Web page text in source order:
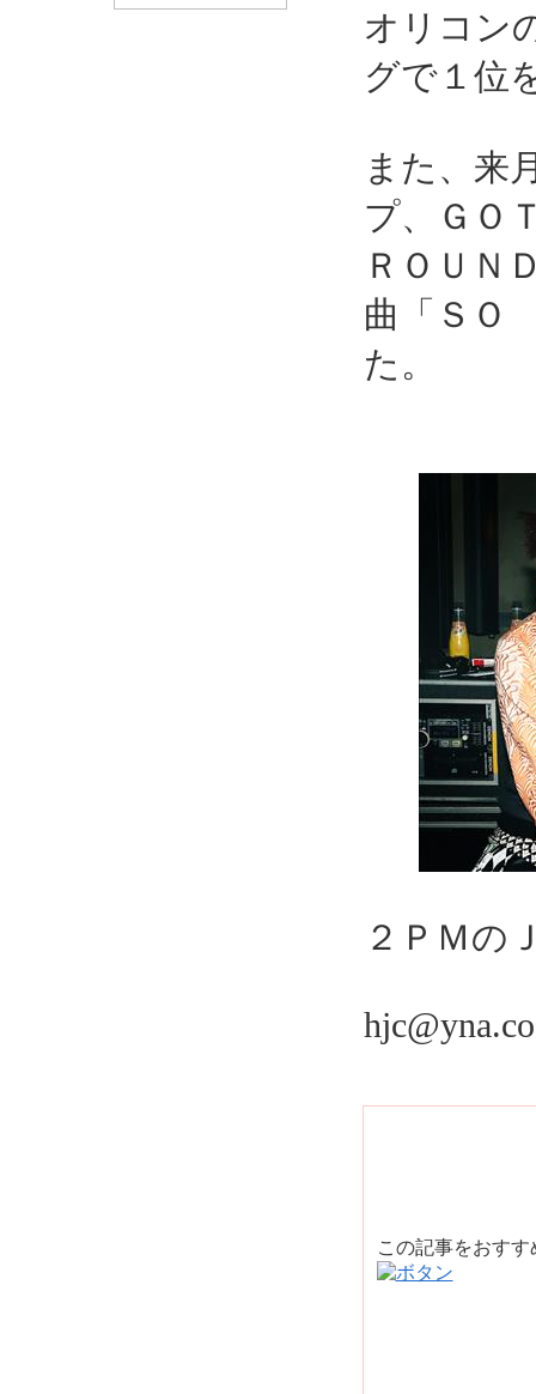
オリコン
グで１位
また、来
プ、ＧＯ
ＲＯＵ
曲「ＳＯ
た。
２ＰＭの
この記事をおす